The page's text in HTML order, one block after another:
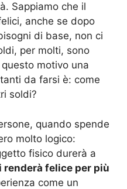
Sappiamo che il
anche se dopo
di base, non ci
per molti, sono
motivo una
da farsi è: come
soldi?
quando spende
molto logico:
fisico durerà a
renderà felice per più
come un